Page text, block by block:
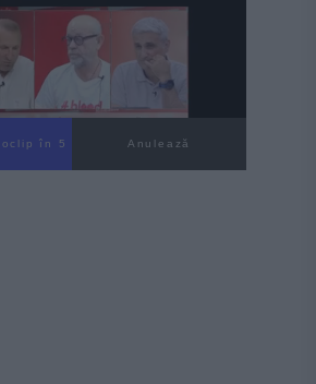
în 4 Anulează